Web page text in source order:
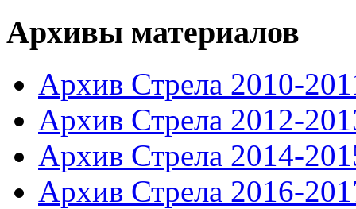
Архивы материалов
Архив Стрела 2010-
Архив Стрела 2012-
Архив Стрела 2014-
Архив Стрела 2016-